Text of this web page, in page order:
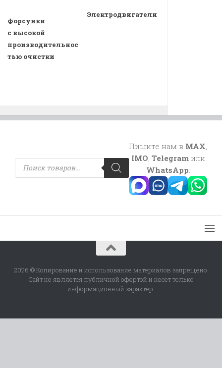
Форсунки
с высокой
производительнос
тью очистки
Электродвигатели
Поиск
товаров
Пишите нам в MAX
IMO Telegramили
WhatsApp:
2026 © Копирование и использование материалов запрещено.
Сайт не является публичной офертой и несет только
информационный характер.